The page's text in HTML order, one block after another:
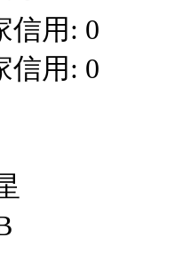
信用: 0
信用: 0